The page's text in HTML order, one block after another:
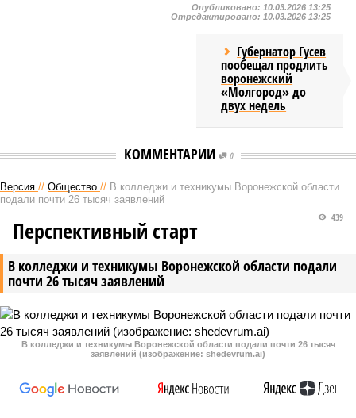
Опубликовано: 10.03.2026 13:25
Отредактировано: 10.03.2026 13:25
Губернатор Гусев
пообещал продлить
воронежский
«Молгород» до
двух недель
КОММЕНТАРИИ 0
Версия // Общество // В колледжи и техникумы Воронежской области
подали почти 26 тысяч заявлений
В колледжи и техникумы Воронежской области подали
почти 26 тысяч заявлений
439
Перспективный старт
В колледжи и техникумы Воронежской области подали почти 26 тысяч
заявлений (изображение: shedevrum.ai)